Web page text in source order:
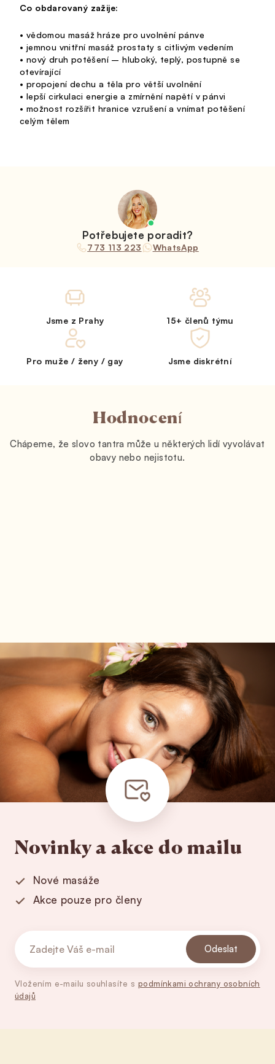
Co obdarovaný zažije:
• vědomou masáž hráze pro uvolnění pánve
• jemnou vnitřní masáž prostaty s citlivým vedením
• nový druh potěšení – hluboký, teplý, postupně se
otevírající
• propojení dechu a těla pro větší uvolnění
• lepší cirkulaci energie a zmírnění napětí v pánvi
• možnost rozšířit hranice vzrušení a vnímat potěšení
celým tělem
Potřebujete poradit?
773 113 223 WhatsApp
Jsme z Prahy 15+ členů týmu
Pro muže / ženy / gay Jsme diskrétní
Hodnocení
Chápeme, že slovo tantra může u některých lidí vyvolávat
obavy nebo nejistotu.
Novinky a akce do mailu
Nové masáže
Akce pouze pro členy
Odeslat
Vložením e-mailu souhlasíte s podmínkami ochrany osobních
údajů